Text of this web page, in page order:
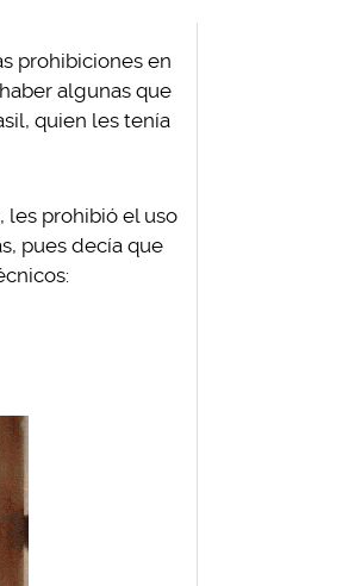
prohibiciones en
algunas que
quien les tenía
les prohibió el uso
pues decía que